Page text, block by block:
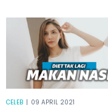
CELEB | 09 APRIL 2021